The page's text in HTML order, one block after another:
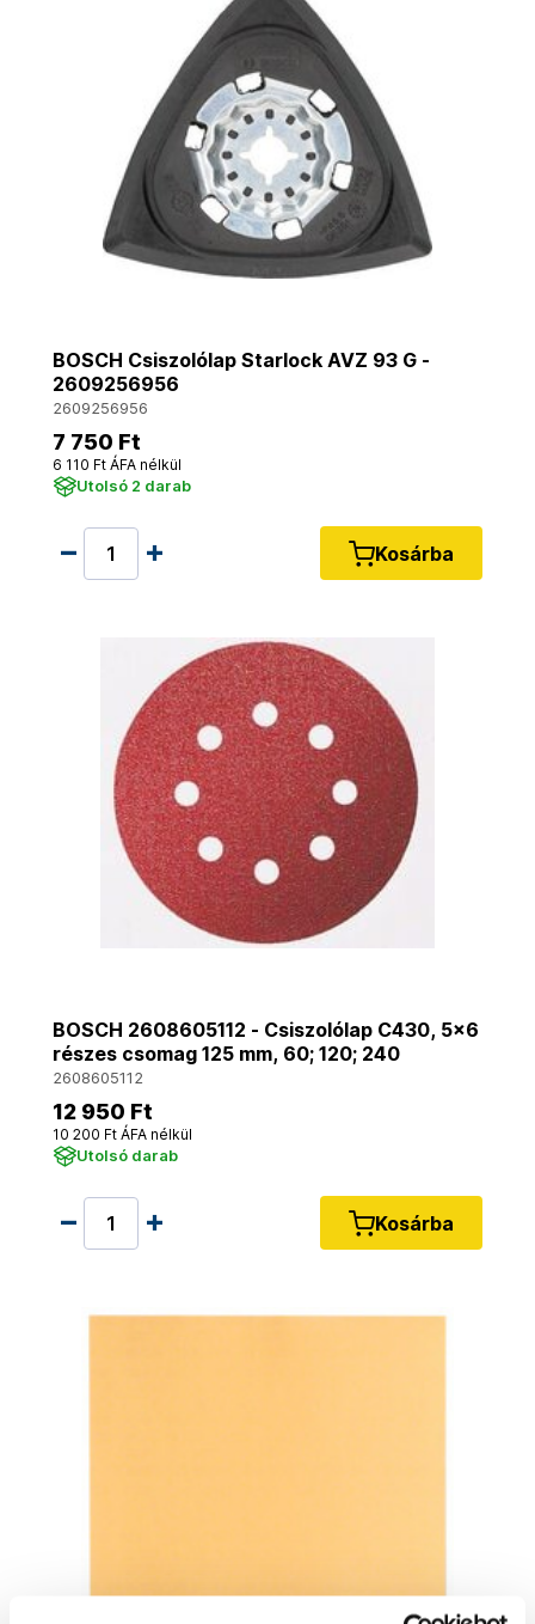
BOSCH Csiszolólap Starlock AVZ 93 G -
2609256956
2609256956
7 750 Ft
6 110 Ft ÁFA nélkül
Utolsó 2 darab
Kosárba
BOSCH 2608605112 - Csiszolólap C430, 5x6
részes csomag 125 mm, 60; 120; 240
2608605112
12 950 Ft
10 200 Ft ÁFA nélkül
Utolsó darab
Kosárba